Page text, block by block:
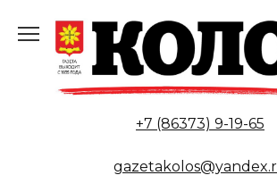
содержанию
+7 (86373) 9-19-65